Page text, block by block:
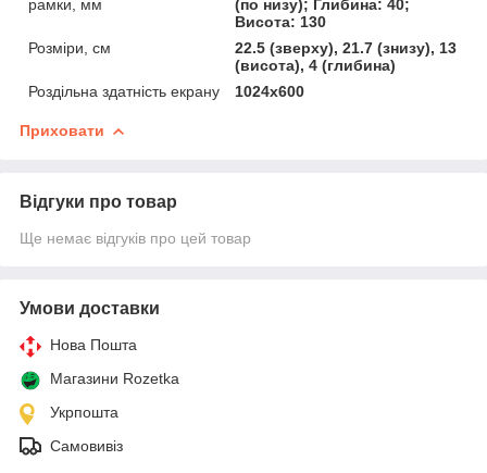
рамки, мм
(по низу); Глибина: 40;
Висота: 130
Розміри, см
22.5 (зверху), 21.7 (знизу), 13
(висота), 4 (глибина)
Роздільна здатність екрану
1024х600
Приховати
Відгуки про товар
Ще немає відгуків про цей товар
Умови доставки
Нова Пошта
Магазини Rozetka
Укрпошта
Самовивіз